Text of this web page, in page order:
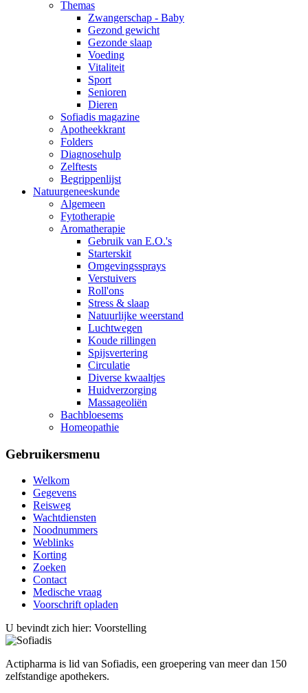
Themas
Zwangerschap - Baby
Gezond gewicht
Gezonde slaap
Voeding
Vitaliteit
Sport
Senioren
Dieren
Sofiadis magazine
Apotheekkrant
Folders
Diagnosehulp
Zelftests
Begrippenlijst
Natuurgeneeskunde
Algemeen
Fytotherapie
Aromatherapie
Gebruik van E.O.'s
Starterskit
Omgevingssprays
Verstuivers
Roll'ons
Stress & slaap
Natuurlijke weerstand
Luchtwegen
Koude rillingen
Spijsvertering
Circulatie
Diverse kwaaltjes
Huidverzorging
Massageoliën
Bachbloesems
Homeopathie
Gebruikersmenu
Welkom
Gegevens
Reisweg
Wachtdiensten
Noodnummers
Weblinks
Korting
Zoeken
Contact
Medische vraag
Voorschrift opladen
U bevindt zich hier: Voorstelling
Actipharma is lid van Sofiadis, een groepering van meer dan 150
zelfstandige apothekers.